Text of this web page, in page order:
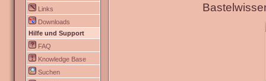
Links
Downloads
Hilfe und Support
FAQ
Knowledge Base
Suchen